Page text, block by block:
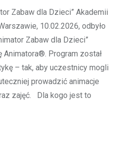
Zabaw dla Dzieci” Akademii
10.02.2026, odbyło
Zabaw dla Dzieci”
Program został
– tak, aby uczestnicy mogli
prowadzić animacje
zajęć. Dla kogo jest to